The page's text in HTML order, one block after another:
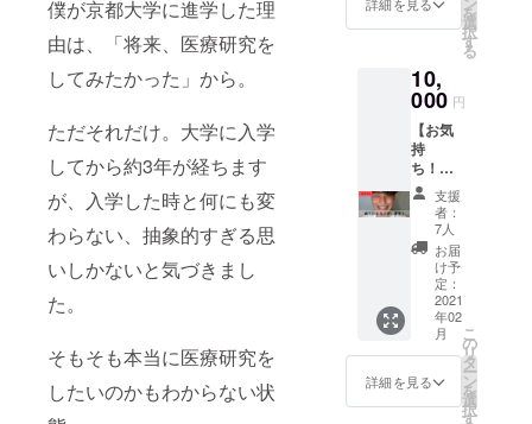
僕が京都大学に進学した理
由は、「将来、医療研究を
してみたかった」から。
ただそれだけ。大学に入学
してから約3年が経ちます
が、入学した時と何にも変
わらない、抽象的すぎる思
いしかないと気づきまし
た。
そもそも本当に医療研究を
したいのかもわからない状
・可能
な方
お名前
（漢字/
フリガ
ナフル
ネー
ム）の
記入を
お願い
しま
す。
にて調
整致し
ます。
・開催
予定日
時
→①2/1
318
時〜
②2/14
7時〜
③2/151
8時〜
④2/16
7時〜
18
時〜
基本と
なりま
で、初
心者や
女性の
方が対
象とな
りま
す。 ✔︎
本セッ
ション
を通し
て、今
後のト
レーニ
ングが
しま
のワク
ワクが
とまら
ない現
役大学
生に効
果的な
宣伝が
可能で
す！ ▼
詳細 ・
イベン
ト/採用/
新商品
などを
広報す
るビ
を
選
択
す
る
10,
000 円
【お気
持
ち！】
▼リ
ターン
内容 ✔︎
本当に
ありが
とうご
ざいま
す！ ✔︎
お礼の
気持ち
を込め
て、一
支援
者：
7人
お届
け予
定：
2021
年02
月
詳細を見る
こ
の
リ
タ
ー
ン
を
選
択
す